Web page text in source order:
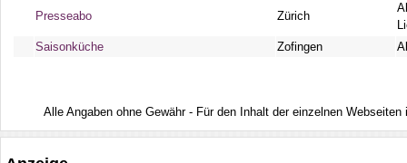
Presseabo Zürich
Saisonküche
Zofingen
Alle Angaben ohne Gewähr - Für den Inhalt der einzelnen Webseiten